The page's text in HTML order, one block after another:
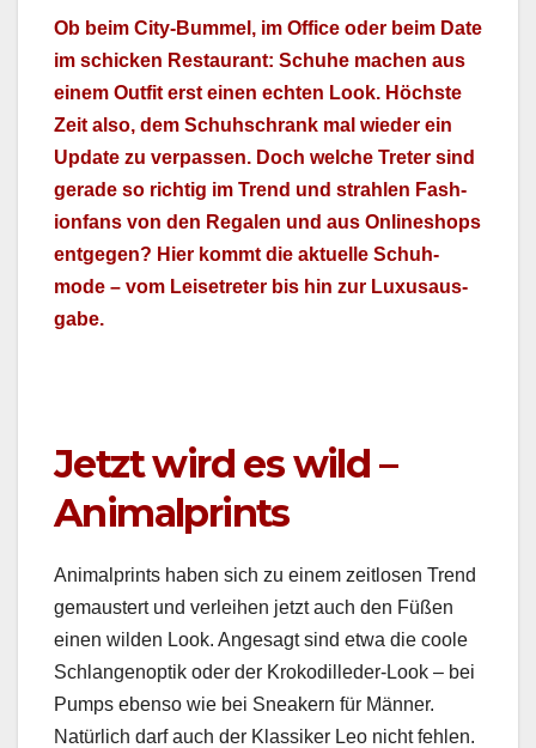
Ob beim City-Bum­mel, im Office oder beim Date
im schick­en Restau­rant: Schuhe machen aus
einem Out­fit erst einen echt­en Look. Höch­ste
Zeit also, dem Schuh­schrank mal wieder ein
Update zu ver­passen. Doch welche Treter sind
ger­ade so richtig im Trend und strahlen Fash­
ion­fans von den Regalen und aus Onli­neshops
ent­ge­gen? Hier kommt die aktuelle Schuh­
mode – vom Leise­treter bis hin zur Luxu­saus­
gabe.
Jetzt wird es wild –
Animalprints
Ani­mal­prints haben sich zu einem zeit­losen Trend
gemaustert und ver­lei­hen jet­zt auch den Füßen
einen wilden Look. Ange­sagt sind etwa die coole
Schlangenop­tik oder der Krokodilled­er-Look – bei
Pumps eben­so wie bei Sneak­ern für Män­ner.
Natür­lich darf auch der Klas­sik­er Leo nicht fehlen.